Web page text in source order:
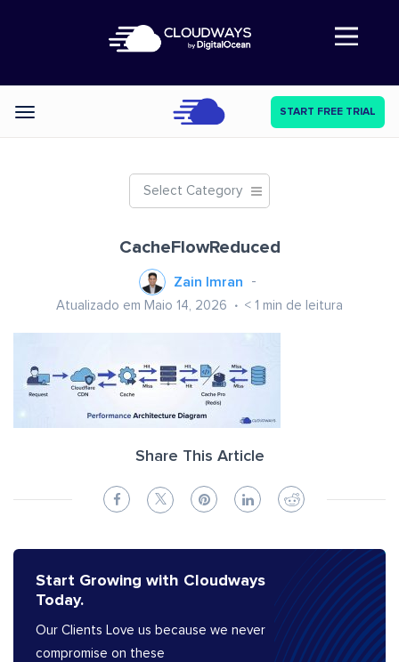
Abre a navegação
Categories START FREE TRIAL
Select Category
CacheFlowReduced
Zain Imran
Atualizado em Maio 14, 2026 < 1 min de leitura
Share This Article
Start Growing with Cloudways
Today.
Our Clients Love us because we never
compromise on these